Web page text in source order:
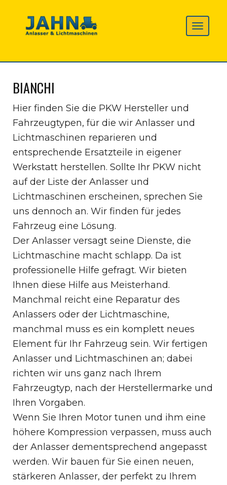
BIANCHI
Hier finden Sie die PKW Hersteller und
Fahrzeugtypen, für die wir Anlasser und
Lichtmaschinen reparieren und
entsprechende Ersatzteile in eigener
Werkstatt herstellen. Sollte Ihr PKW nicht
auf der Liste der Anlasser und
Lichtmaschinen erscheinen, sprechen Sie
uns dennoch an. Wir finden für jedes
Fahrzeug eine Lösung.
Der Anlasser versagt seine Dienste, die
Lichtmaschine macht schlapp. Da ist
professionelle Hilfe gefragt. Wir bieten
Ihnen diese Hilfe aus Meisterhand.
Manchmal reicht eine Reparatur des
Anlassers oder der Lichtmaschine,
manchmal muss es ein komplett neues
Element für Ihr Fahrzeug sein. Wir fertigen
Anlasser und Lichtmaschinen an; dabei
richten wir uns ganz nach Ihrem
Fahrzeugtyp, nach der Herstellermarke und
Ihren Vorgaben.
Wenn Sie Ihren Motor tunen und ihm eine
höhere Kompression verpassen, muss auch
der Anlasser dementsprechend angepasst
werden. Wir bauen für Sie einen neuen,
stärkeren Anlasser, der perfekt zu Ihrem